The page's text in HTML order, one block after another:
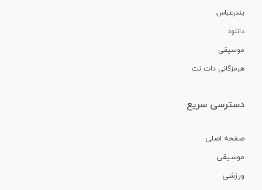
بندرعباس
دانلود
موسیقی
هرمزگانی دات نت
دسترسی سریع
صفحه اصلی
موسیقی
ورزشی